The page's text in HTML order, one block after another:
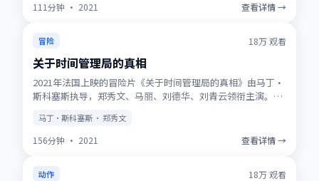
111分钟 · 2021 查看详情 →
NEW ★9.5
冒险 18万观看
关于时间管理局的真相
2021年法国上映的冒险片《关于时间管理局的真相》由马丁·
斯科塞斯执导，郑秀文、马丽、刘德华、刘青云领衔主演。动
节与人物刻画的观众收藏观看。
马丁·斯科塞斯 · 郑秀文
156分钟 · 2021 查看详情 →
趋势 ★8.8
动作 18万观看